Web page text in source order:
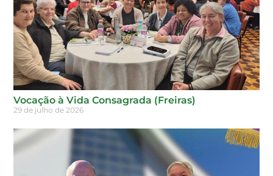
Vocação à Vida Consagrada (Freiras)
29 de julho de 2026